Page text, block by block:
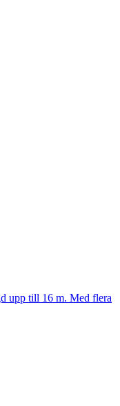
upp till 16 m. Med flera